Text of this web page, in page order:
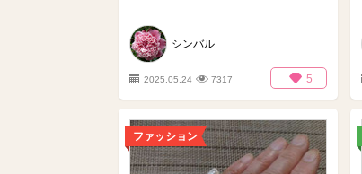
シンバル
2025.05.24 7317 5
ファッション